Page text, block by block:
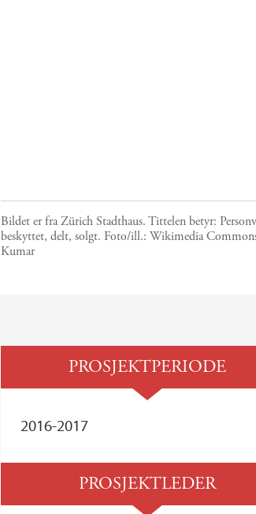
Bildet er fra Zürich Stadthaus. Tittelen betyr:
beskyttet, delt, solgt. Foto/ill.:Wikimedia
Kumar
PROSJEKTPERIODE
2016-2017
PROSJEKTLEDER